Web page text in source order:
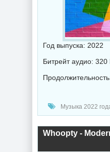
Год выпуска: 2022
Битрейт аудио: 320
Музыка 2022 года /